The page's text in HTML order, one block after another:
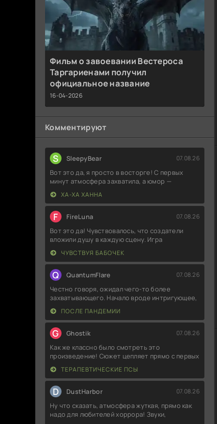
Фильм о завоевании Вестероса
Таргариенами получил
официальное название
16-04-2026
Комментируют
S SleepyBear 07.08.26
Вот это да, я просто в восторге! С первых
минут атмосфера захватила, а юмор —
ХА-ХА ХАННА
F FireLuna 07.08.26
Вот это да! Чувствовалось, что создатели
вложили душу в каждую сцену. Игра
ЧУВСТВУЯ БАБОЧЕК
Q QuantumFlare 07.08.26
Честно говоря, ожидал чего-то более
захватывающего. Начало вроде интригующее,
ПОСЛЕ ПАНДЕМИИ
G Ghostik 07.08.26
Как же классно было смотреть это
произведение! Сюжет цепляет прямо с первых
ТЕРАПЕВТИЧЕСКИЕ ПСЫ
D DustHarbor 07.08.26
Ну что сказать, атмосфера жуткая, прямо как
надо для любителей хоррора! Звуки,